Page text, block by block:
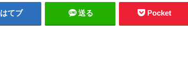
はてブ 送る Pocket